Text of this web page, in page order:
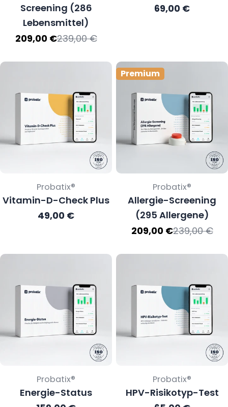
Screening (286
Lebensmittel)
Verkaufspreis
209,00 €Regulärer
239,00 €
Regulärer
69,00 €
Verkäufer:
Probatix®
Vitamin-D-Check Plus
Regulärer
49,00 €
Premium
Verkäufer:
Probatix®
Allergie-Screening
(295 Allergene)
209,00 €Regulärer
239,00 €
Verkäufer:
Probatix®
Energie-Status
Verkäufer:
Probatix®
HPV-Risikotyp-Test